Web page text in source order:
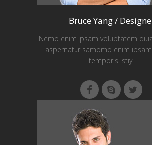
Bruce Yang /
Nemo enim ipsam voluptatem
aspernatur samomo enim
temporis istiy.